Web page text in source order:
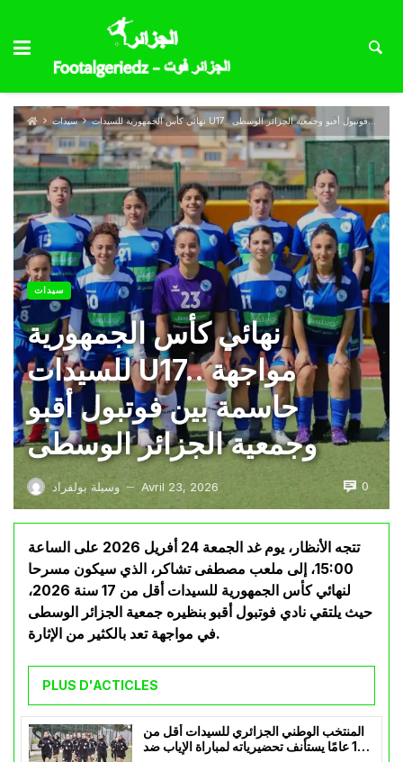
سيدات نهائي كأس الجمهورية للسيدات U17.. مواجهة حاسمة بين فوتبول أقبو وجمعية الجزائر الوسطى
سيدات
نهائي كأس الجمهورية
للسيدات U17.. مواجهة
حاسمة بين فوتبول أقبو
وجمعية الجزائر الوسطى
وسيلة بولفراد — Avril 23, 2026 0
تتجه الأنظار، يوم غد الجمعة 24 أفريل 2026 على الساعة
15:00، إلى ملعب مصطفى تشاكر، الذي سيكون مسرحا
لنهائي كأس الجمهورية للسيدات أقل من 17 سنة 2026،
حيث يلتقي نادي فوتبول أقبو بنظيره جمعية الجزائر الوسطى
في مواجهة تعد بالكثير من الإثارة.
PLUS D'ACTICLES
المنتخب الوطني الجزائري للسيدات أقل من
17 عامًا يستأنف تحضيرياته لمباراة الإياب ضد